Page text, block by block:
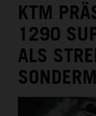
KTM
1290
ALS